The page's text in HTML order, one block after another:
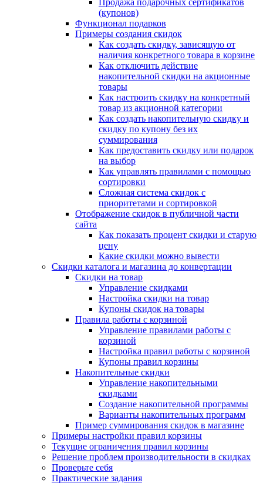
Продажа подарочных сертификатов
(купонов)
Функционал подарков
Примеры создания скидок
Как создать скидку, зависящую от
наличия конкретного товара в корзине
Как отключить действие
накопительной скидки на акционные
товары
Как настроить скидку на конкретный
товар из акционной категории
Как создать накопительную скидку и
скидку по купону без их
суммирования
Как предоставить скидку или подарок
на выбор
Как управлять правилами с помощью
сортировки
Сложная система скидок с
приоритетами и сортировкой
Отображение скидок в публичной части
сайта
Как показать процент скидки и старую
цену
Какие скидки можно вывести
Скидки каталога и магазина до конвертации
Скидки на товар
Управление скидками
Настройка скидки на товар
Купоны скидок на товары
Правила работы с корзиной
Управление правилами работы с
корзиной
Настройка правил работы с корзиной
Купоны правил корзины
Накопительные скидки
Управление накопительными
скидками
Создание накопительной программы
Варианты накопительных программ
Пример суммирования скидок в магазине
Примеры настройки правил корзины
Текущие ограничения правил корзины
Решение проблем производительности в скидках
Проверьте себя
Практические задания